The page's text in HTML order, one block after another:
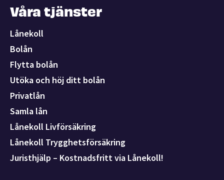
Våra tjänster
Lånekoll
Bolån
Flytta bolån
Utöka och höj ditt bolån
Privatlån
Samla lån
Lånekoll Livförsäkring
Lånekoll Trygghetsförsäkring
Juristhjälp – Kostnadsfritt via Lånekoll!